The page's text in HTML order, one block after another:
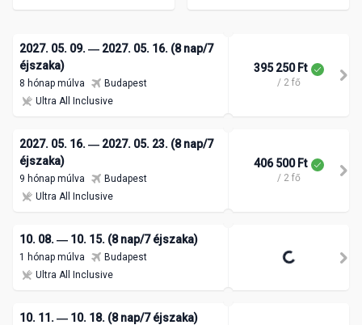
2027. 05. 09. ― 2027. 05. 16. (8 nap/7
éjszaka)
8 hónap múlva
Budapest
Ultra All Inclusive
395 250 Ft
/ 2 fő
2027. 05. 16. ― 2027. 05. 23. (8 nap/7
éjszaka)
9 hónap múlva
Budapest
Ultra All Inclusive
406 500 Ft
/ 2 fő
10. 08. ― 10. 15. (8 nap/7 éjszaka)
1 hónap múlva
Budapest
Ultra All Inclusive
10. 11. ― 10. 18. (8 nap/7 éjszaka)